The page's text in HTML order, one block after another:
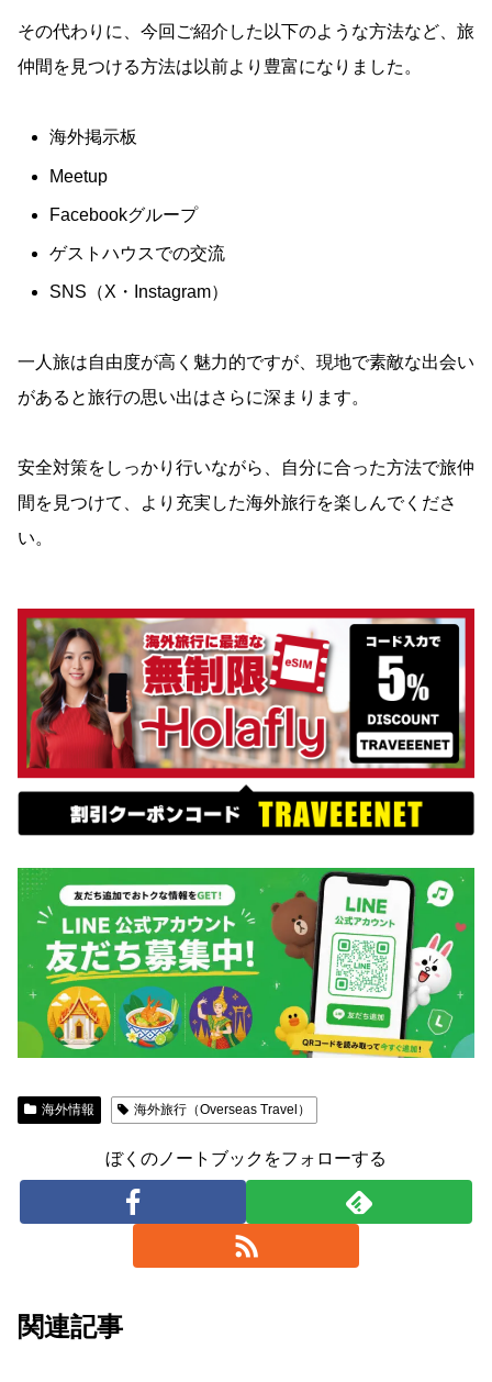
その代わりに、今回ご紹介した以下のような方法など、旅
仲間を見つける方法は以前より豊富になりました。
海外掲示板
Meetup
Facebookグループ
ゲストハウスでの交流
SNS（X・Instagram）
一人旅は自由度が高く魅力的ですが、現地で素敵な出会い
があると旅行の思い出はさらに深まります。
安全対策をしっかり行いながら、自分に合った方法で旅仲
間を見つけて、より充実した海外旅行を楽しんでくださ
い。
海外情報 海外旅行（Overseas Travel）
ぼくのノートブックをフォローする
関連記事